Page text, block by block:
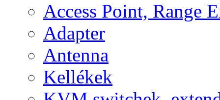
Access Point, Range
Adapter
Antenna
Kellékek